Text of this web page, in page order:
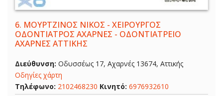
6. ΜΟΥΡΤΖΙΝΟΣ ΝΙΚΟΣ - ΧΕΙΡΟΥΡΓΟΣ
ΟΔΟΝΤΙΑΤΡΟΣ ΑΧΑΡΝΕΣ - ΟΔΟΝΤΙΑΤΡΕΙΟ
ΑΧΑΡΝΕΣ ΑΤΤΙΚΗΣ
Διεύθυνση: Οδυσσέως 17, Αχαρνές 13674, Αττικής
Οδηγίες χάρτη
Τηλέφωνο: 2102468230 Κινητό: 6976932610